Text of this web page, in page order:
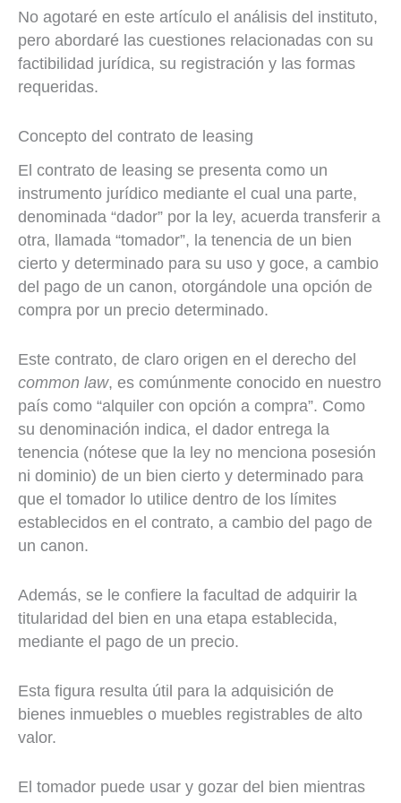
No agotaré en este artículo el análisis del instituto,
pero abordaré las cuestiones relacionadas con su
factibilidad jurídica, su registración y las formas
requeridas.
Concepto del contrato de leasing
El contrato de leasing se presenta como un
instrumento jurídico mediante el cual una parte,
denominada “dador” por la ley, acuerda transferir a
otra, llamada “tomador”, la tenencia de un bien
cierto y determinado para su uso y goce, a cambio
del pago de un canon, otorgándole una opción de
compra por un precio determinado.
Este contrato, de claro origen en el derecho del
common law, es comúnmente conocido en nuestro
país como “alquiler con opción a compra”. Como
su denominación indica, el dador entrega la
tenencia (nótese que la ley no menciona posesión
ni dominio) de un bien cierto y determinado para
que el tomador lo utilice dentro de los límites
establecidos en el contrato, a cambio del pago de
un canon.
Además, se le confiere la facultad de adquirir la
titularidad del bien en una etapa establecida,
mediante el pago de un precio.
Esta figura resulta útil para la adquisición de
bienes inmuebles o muebles registrables de alto
valor.
El tomador puede usar y gozar del bien mientras